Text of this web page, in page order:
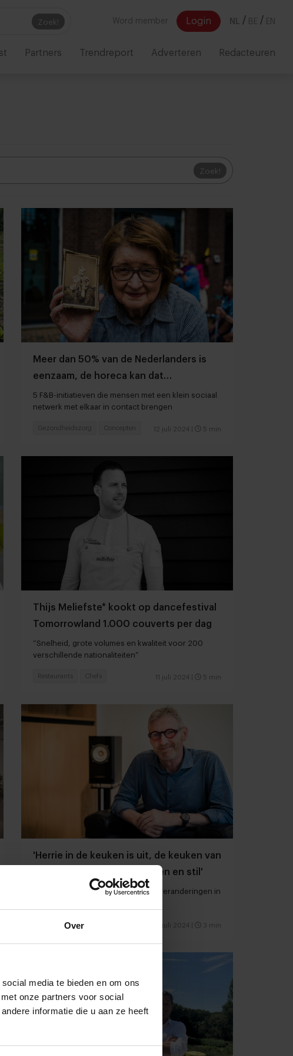
Over
media te bieden en om ons
onze partners voor social
informatie die u aan ze heeft
Zoek! Word member Login NL / BE / EN
Partners Trendreport Adverteren Redacteuren
Zoek!
Meer dan 50% van de Nederlanders is
eenzaam, de horeca kan dat
verminderen
5 F&B-initiatieven die mensen met een klein sociaal
netwerk met elkaar in contact brengen
12 juli 2024 5 min
Gezondheidszorg Concepten
Thijs Meliefste* kookt op dancefestival
Tomorrowland 1.000 couverts per dag
“Snelheid, grote volumes en kwaliteit voor 200
verschillende nationaliteiten”
11 juli 2024 5 min
Restaurants Chefs
'Herrie in de keuken is uit, de keuken van
de toekomst is rustig, sereen en stil'
Trendanalist Herman Konings over veranderingen in
10 juli 2024 3 min
Foodservice